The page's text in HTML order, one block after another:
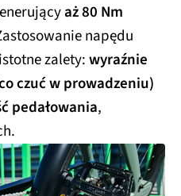
aż 80 Nm
napędu
zalety:wyraźnie
czuć w prowadzeniu)
pedałowania,